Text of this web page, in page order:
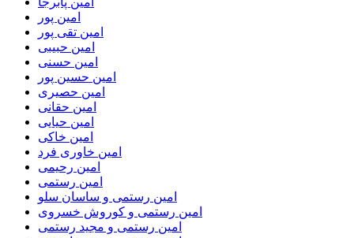
امین پور
امین تقی پور
امین حبیبی
امین حسنی
امین حسین پور
امین حصیری
امین حقانی
امین حیایی
امین خاکی
امین خاوری فرد
امین رحیمی
امین رستمی
امین رستمی و ساسان سلو
امین رستمی و کوروش خسروی
امین رستمی و مجید رستمی